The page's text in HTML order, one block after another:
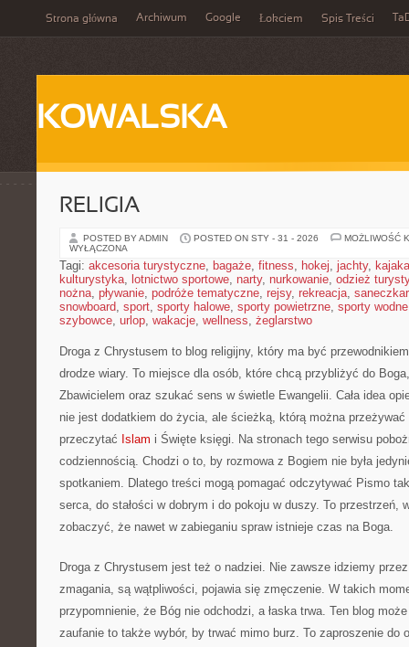
Strona główna Archiwum Google Łokciem Spis Treści
KOWALSKA
RELIGIA
POSTED BY ADMIN POSTED ON STY - 31 - 2026
MOŻLIWOŚĆ
WYŁĄCZONA
Tagi: akcesoria turystyczne, bagaże, fitness, hokej, jachty,
kulturystyka, lotnictwo sportowe, narty, nurkowanie, odzież
nożna, pływanie, podróże tematyczne, rejsy, rekreacja,
snowboard, sport, sporty halowe, sporty powietrzne, sporty wodne
szybowce, urlop, wakacje, wellness, żeglarstwo
Droga z Chrystusem to blog religijny, który ma być
drodze wiary. To miejsce dla osób, które chcą przybliżyć do
Zbawicielem oraz szukać sens w świetle Ewangelii. Cała idea
nie jest dodatkiem do życia, ale ścieżką, którą można
przeczytać Islam i Święte księgi. Na stronach tego serwisu
codziennością. Chodzi o to, by rozmowa z Bogiem nie była
spotkaniem. Dlatego treści mogą pomagać odczytywać Pismo
serca, do stałości w dobrym i do pokoju w duszy. To przestrzeń,
zobaczyć, że nawet w zabieganiu spraw istnieje czas na Boga.
Droga z Chrystusem jest też o nadziei. Nie zawsze idziemy
zmagania, są wątpliwości, pojawia się zmęczenie. W takich
przypomnienie, że Bóg nie odchodzi, a łaska trwa. Ten blog
zaufanie to także wybór, by trwać mimo burz. To zaproszenie do